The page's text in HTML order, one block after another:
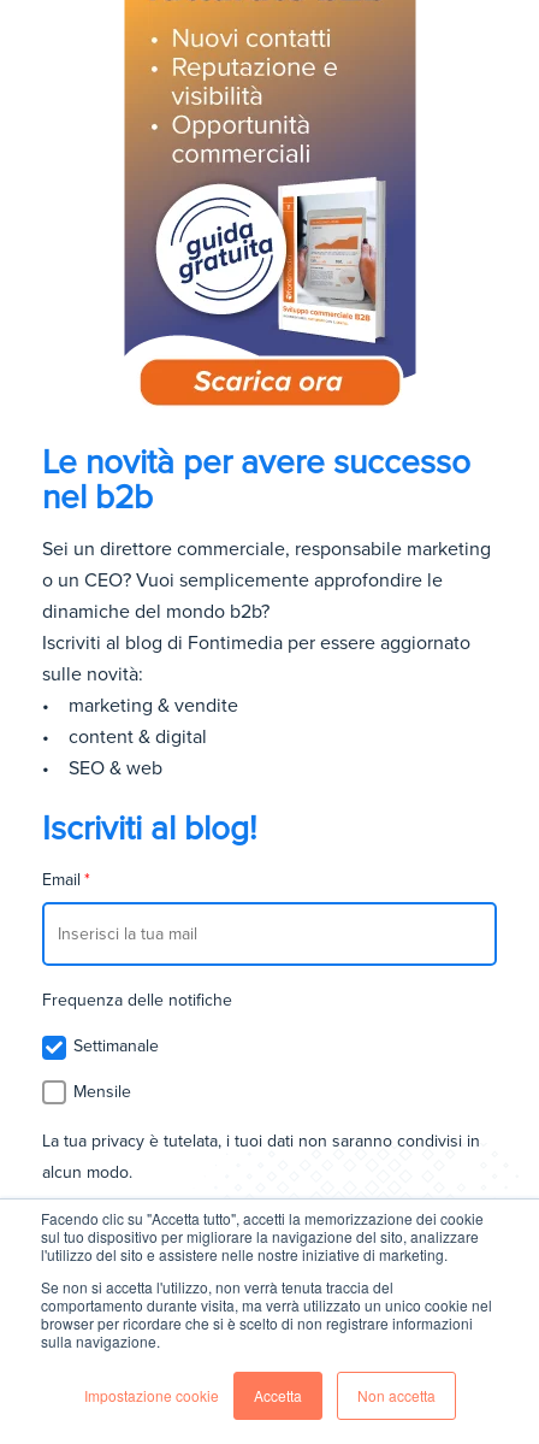
Facendo clic su "Accetta tutto", accetti la memorizzazione dei cookie
sul tuo dispositivo per migliorare la navigazione del sito, analizzare
l'utilizzo del sito e assistere nelle nostre iniziative di marketing.
Se non si accetta l'utilizzo, non verrà tenuta traccia del
comportamento durante visita, ma verrà utilizzato un unico cookie nel
browser per ricordare che si è scelto di non registrare informazioni
sulla navigazione.
Impostazione cookie Accetta Non accetta
Le novità per avere successo
nel b2b
Sei un direttore commerciale, responsabile marketing
o un CEO? Vuoi semplicemente approfondire le
dinamiche del mondo b2b?
Iscriviti al blog di Fontimedia per essere aggiornato
sulle novità:
• marketing & vendite
• content & digital
• SEO & web
Iscriviti al blog!
Email *
Frequenza delle notifiche
Settimanale
Mensile
La tua privacy è tutelata, i tuoi dati non saranno condivisi in
alcun modo.
Acconsento a ricevere la newsletter tramite posta
elettronica *
Accetto laPrivacy Policy*